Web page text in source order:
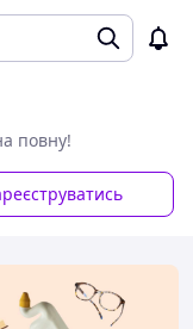
повну!